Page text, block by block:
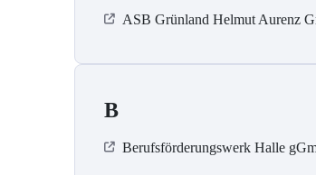
ASB Grün­land Helmut Au­renz
B
Berufsförderungswerk Halle